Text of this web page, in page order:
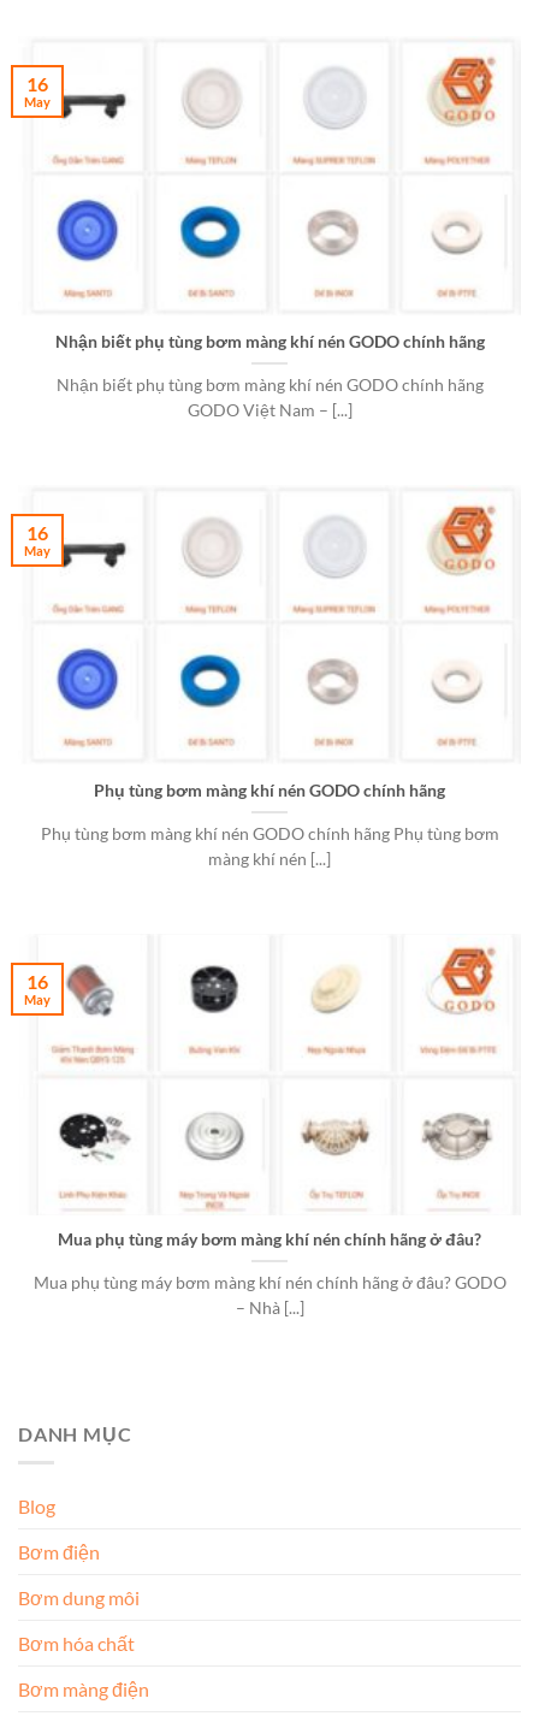
Nhận biết phụ tùng bơm màng khí nén GODO chính hãng
Nhận biết phụ tùng bơm màng khí nén GODO chính hãng
GODO Việt Nam – [...]
16
May
Phụ tùng bơm màng khí nén GODO chính hãng
Phụ tùng bơm màng khí nén GODO chính hãng Phụ tùng bơm
màng khí nén [...]
16
May
Mua phụ tùng máy bơm màng khí nén chính hãng ở đâu?
Mua phụ tùng máy bơm màng khí nén chính hãng ở đâu? GODO
– Nhà [...]
16
May
DANH MỤC
Blog
Bơm điện
Bơm dung môi
Bơm hóa chất
Bơm màng điện